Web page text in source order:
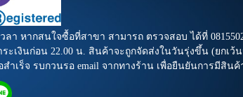
า หากสนใจซื้อที่สาขา สามารถ ตรวจสอบ ได้ที่
ำระเงินก่อน 22.00 น. สินค้าจะถูกจัดส่งในวันรุ่งขึ้น (ยกเ
ร็จ รบกวนรอ email จากทางร้าน เพื่อยืนยันการมีสินค้